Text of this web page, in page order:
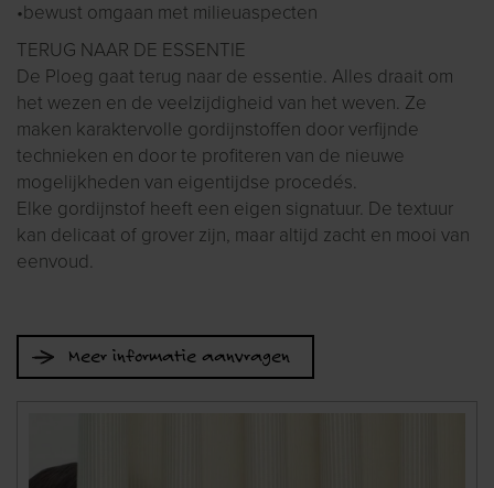
•bewust omgaan met milieuaspecten
TERUG NAAR DE ESSENTIE
De Ploeg gaat terug naar de essentie. Alles draait om
het wezen en de veelzijdigheid van het weven. Ze
maken karaktervolle gordijnstoffen door verfijnde
technieken en door te profiteren van de nieuwe
mogelijkheden van eigentijdse procedés.
Elke gordijnstof heeft een eigen signatuur. De textuur
kan delicaat of grover zijn, maar altijd zacht en mooi van
eenvoud.
Meer informatie aanvragen